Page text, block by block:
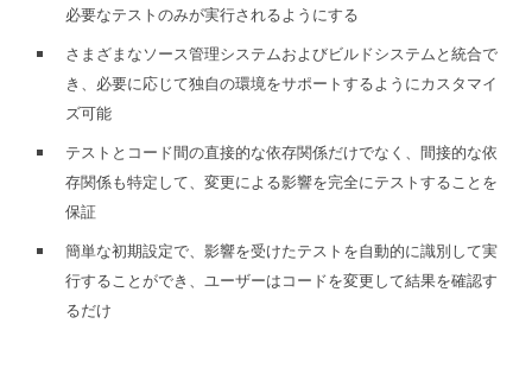
必要なテストのみが実行されるようにする
さまざまなソース管理システムおよびビルドシステムと統合で
き、必要に応じて独自の環境をサポートするようにカスタマイ
ズ可能
テストとコード間の直接的な依存関係だけでなく、間接的な依
存関係も特定して、変更による影響を完全にテストすることを
保証
簡単な初期設定で、影響を受けたテストを自動的に識別して実
行することができ、ユーザーはコードを変更して結果を確認す
るだけ